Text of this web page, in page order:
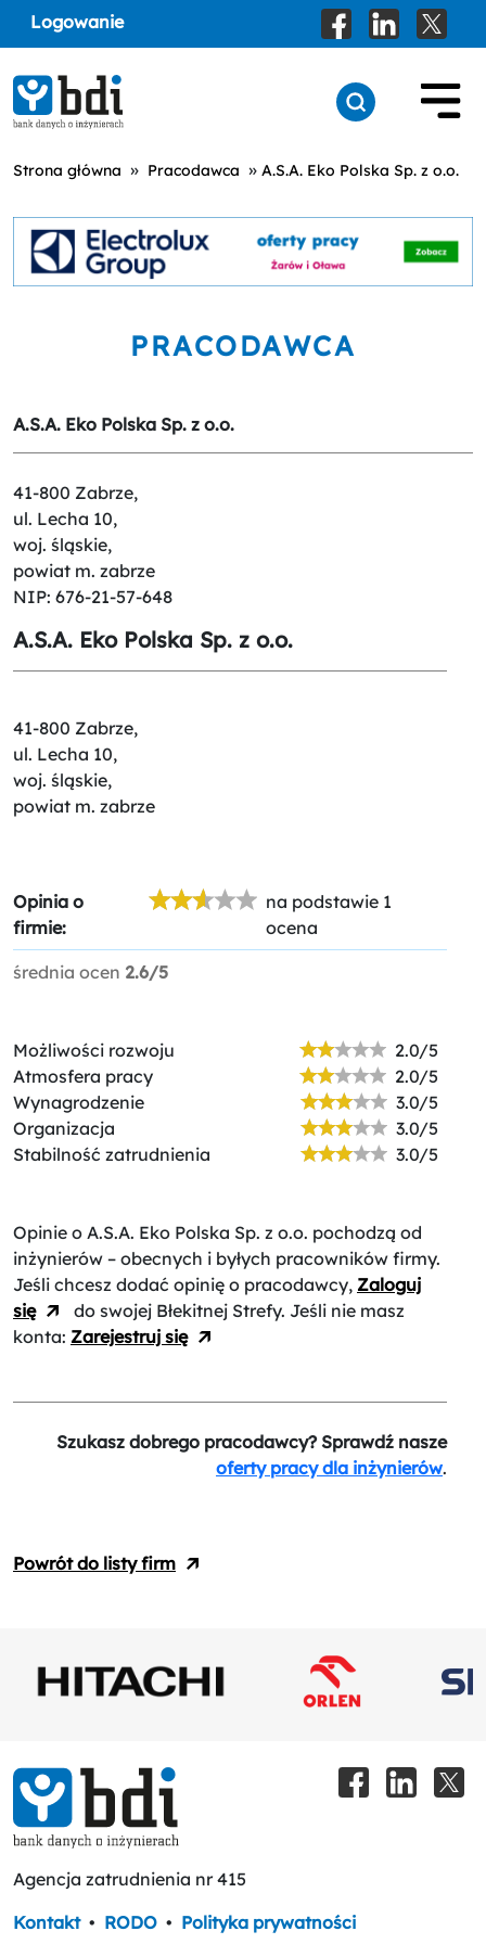
Logowanie
Strona główna » Pracodawca » A.S.A. Eko Polska Sp. z o.o.
PRACODAWCA
A.S.A. Eko Polska Sp. z o.o.
41-800 Zabrze,
ul. Lecha 10,
woj. śląskie,
powiat m. zabrze
NIP: 676-21-57-648
A.S.A. Eko Polska Sp. z o.o.
41-800 Zabrze,
ul. Lecha 10,
woj. śląskie,
powiat m. zabrze
Opinia o
firmie:
na podstawie 1
ocena
średnia ocen 2.6/5
Możliwości rozwoju
2.0/5
Atmosfera pracy
2.0/5
Wynagrodzenie
3.0/5
Organizacja
3.0/5
Stabilność zatrudnienia
3.0/5
Opinie o A.S.A. Eko Polska Sp. z o.o. pochodzą od
inżynierów – obecnych i byłych pracowników firmy.
Jeśli chcesz dodać opinię o pracodawcy, Zaloguj
się
do swojej Błekitnej Strefy. Jeśli nie masz
konta: Zarejestruj się
Szukasz dobrego pracodawcy? Sprawdź nasze
oferty pracy dla inżynierów.
Powrót do listy firm
Agencja zatrudnienia nr 415
Kontakt • RODO • Polityka prywatności